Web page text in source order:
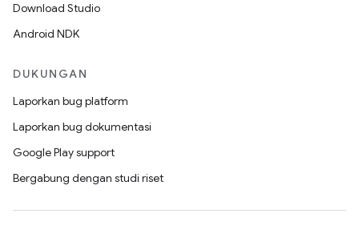
Download Studio
Android NDK
DUKUNGAN
Laporkan bug platform
Laporkan bug dokumentasi
Google Play support
Bergabung dengan studi riset